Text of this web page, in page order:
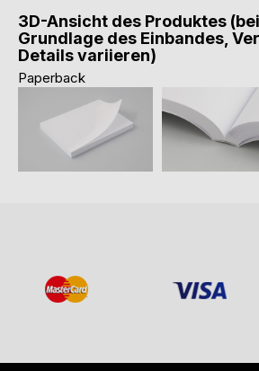
3D-Ansicht des Produktes
Grundlage des Einbandes,
Details variieren)
Paperback